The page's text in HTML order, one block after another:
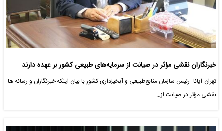
خبرنگاران نقشی مؤثر در صیانت از سرمایه‌های طبیعی کشور بر عهده دارند
تهران-ایانا- رئیس سازمان منابع‌طبیعی و آبخیزداری کشور با بیان اینکه خبرنگاران و رسانه ها
نقشی مؤثر در صیانت از…